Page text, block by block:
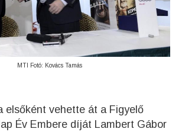
MTI Fotó: Kovács Tamás
elsőként vehette át a Figyelő
Év Embere díját Lambert Gábor